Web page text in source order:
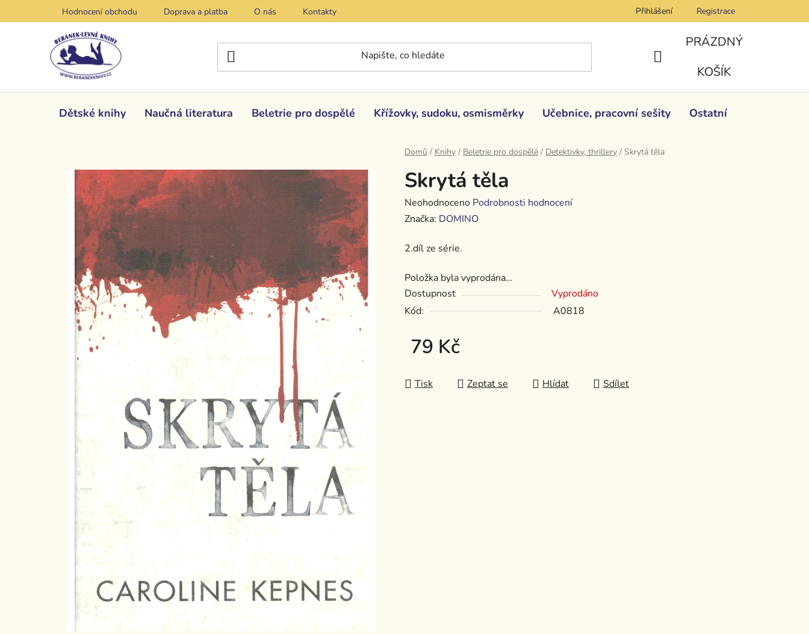
na
Hodnocení obchodu Doprava a platba O nás Kontakty Přihlášení Registrace
NÁKUPNÍ
PRÁZDNÝ
KOŠÍK
Dětské knihy Naučná literatura Beletrie pro dospělé Křížovky, sudoku, osmisměrky Učebnice, pracovní sešity Ostatní
Domů / Knihy / Beletrie pro dospělé / Detektivky, thrillery / Skrytá těla
Skrytá těla
Průměrné
hodnocení
je
z
5
hvězdiček.
Neohodnoceno Podrobnosti hodnocení
Značka: DOMINO
2.díl ze série.
Položka byla vyprodána…
Dostupnost
Vyprodáno
Kód:
A0818
79 Kč
Tisk
Zeptat se Hlídat Sdílet